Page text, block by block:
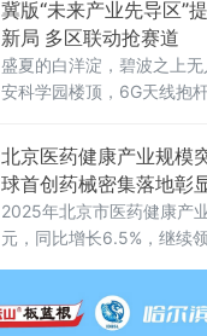
汇聚 交易热度“节节高”展
冀版“未来产业先导区”
新局 多区联动抢赛道
盛夏的白洋淀，碧波之上
安科学园楼顶，6G天线抱
验室门对门攻关……一幅“
动”的未来产业版图，正在
近年来，河北按照“一核引
架构，积极布局未来产业
为全省未来产业的核心策
北京医药健康产业规模
球首创药械密集落地彰
2025年北京市医药健康产
元，同比增长6.5%，继续
新发展的“双发动机”之一。